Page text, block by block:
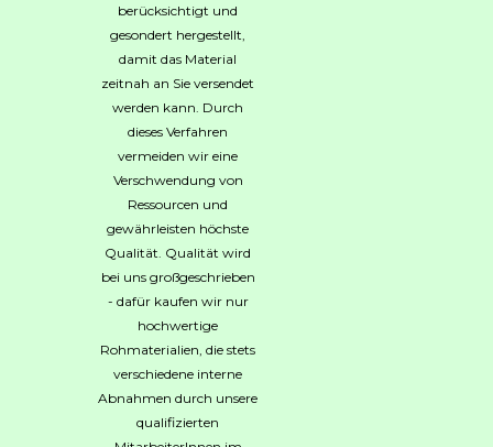
berücksichtigt und
gesondert hergestellt,
damit das Material
zeitnah an Sie versendet
werden kann. Durch
dieses Verfahren
vermeiden wir eine
Verschwendung von
Ressourcen und
gewährleisten höchste
Qualität. Qualität wird
bei uns großgeschrieben
- dafür kaufen wir nur
hochwertige
Rohmaterialien, die stets
verschiedene interne
Abnahmen durch unsere
qualifizierten